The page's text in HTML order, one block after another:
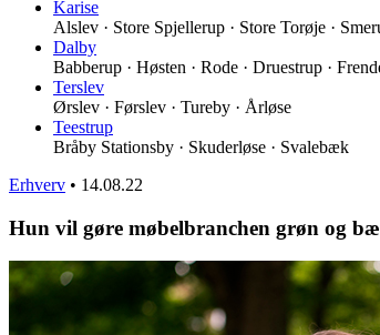
Karise
Alslev · Store Spjellerup · Store Torøje ·
Dalby
Babberup · Høsten · Rode · Druestrup ·
Terslev
Ørslev · Førslev · Tureby · Årløse
Teestrup
Bråby Stationsby · Skuderløse · Svalebæk
Erhverv • 14.08.22
Hun vil gøre møbelbranchen grøn og